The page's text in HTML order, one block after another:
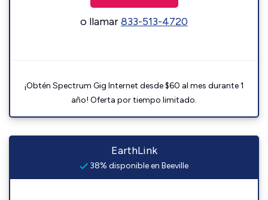
o llamar833-513-4720
¡Obtén Spectrum Gig Internet desde $60 al mes durante 1
año! Oferta por tiempo limitado.
EarthLink
38% disponible en Beeville